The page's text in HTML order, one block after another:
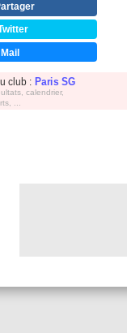
Mail
club : Paris SG
calendrier,
...